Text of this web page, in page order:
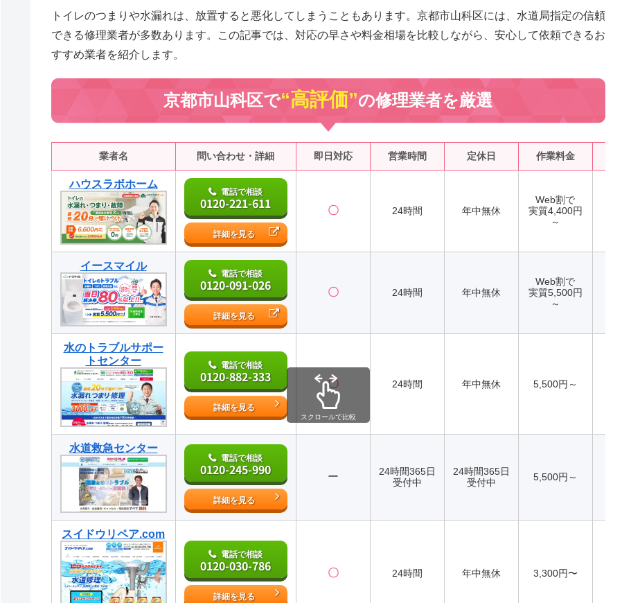
トイレのつまりや水漏れは、放置すると悪化してしまうこともあります。京都市山科区には、水道局指定の信頼
できる修理業者が多数あります。この記事では、対応の早さや料金相場を比較しながら、安心して依頼できるお
すすめ業者を紹介します。
京都市山科区で“高評価”の修理業者を厳選
業者名 問い合わせ・詳細 即日対応 営業時間 定休日 作業料金
ハウスラボホーム
電話で相談
0120-221-611
詳細を見る
〇 24時間 年中無休
Web割で
実質4,400円
～
イースマイル
電話で相談
0120-091-026
詳細を見る
〇 24時間 年中無休
Web割で
実質5,500円
～
水のトラブルサポー
トセンター
電話で相談
0120-882-333
詳細を見る
〇 24時間 年中無休 5,500円～
水道救急センター
電話で相談
0120-245-990
詳細を見る
ー
24時間365日
受付中
24時間365日
受付中
5,500円～
スイドウリペア.com
電話で相談
0120-030-786
詳細を見る
〇 24時間 年中無休 3,300円〜
スクロールで比較